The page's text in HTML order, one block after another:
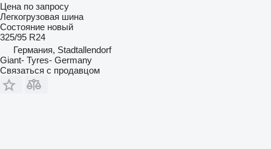
Цена по запросу
Легкогрузовая шина
Состояние новый
325/95 R24
Германия, Stadtallendorf
Giant- Tyres- Germany
Связаться с продавцом